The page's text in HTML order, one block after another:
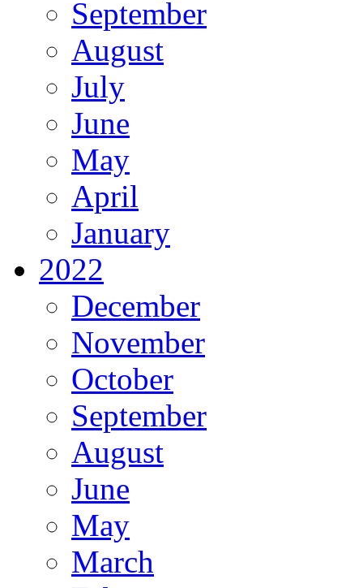
September
August
July
June
May
April
January
2022
December
November
October
September
August
June
May
March